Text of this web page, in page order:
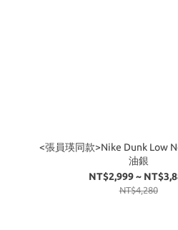
<張員瑛同款>Nike Dunk Low
油銀
NT$2,999 ~
NT$4,280